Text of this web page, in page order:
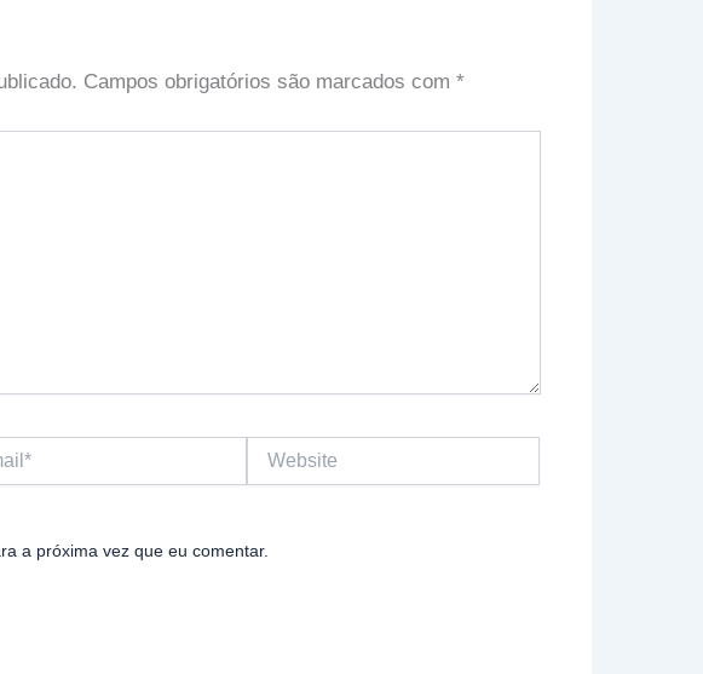
Campos obrigatórios são marcados com *
a próxima vez que eu comentar.